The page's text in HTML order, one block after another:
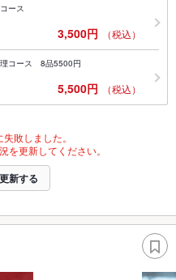
ース
3,500円 （税込）
理コース 8品5500円
5,500円 （税込）
敗しました。
を更新してください。
新する